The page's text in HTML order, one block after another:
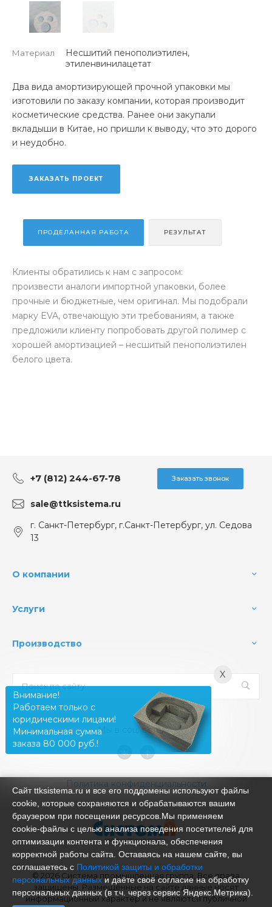
Материал
Несшитий пенополиэтилен,
этиленвинилацетат
Два вида амортизирующей прочной упаковки мы
изготовили по заказу компании, которая производит
косметические средства. Ранее они закупали
вкладыши в Китае, но пришли к выводу, что это дорого
и неудобно.
ЗАКАЗАТЬ ПРОЕКТ
ПРОДЕЛАННАЯ РАБОТА РЕЗУЛЬТАТ
Клиенты обратились к нам с запросом:
произвести аналоги импортной упаковки, более
прочные и бюджетные, чем оригинал. Мы подобрали
марку EVA, отвечающую эти требованиям, а также
предложили клиенту попробовать другой полимер с
хорошей амортизацией – несшитый пенополиэтилен
белого цвета.
+7 (812) 244-67-78 Заказать звонок
sale@ttksistema.ru
г. Санкт-Петербург, г.Санкт-Петербург, ул. Седова
13
О компании
Услуги
Производство
Мы в соц. сетях
Политика конфиденциальности
© 2026 Система промышленная группа, Все права
защищены. Размещённые на сайте данные носят
информационный характер и не являются публичной
X
Внимание!
Работаем только с
юридическими лицами!
Минимальная сумма
заказа 80 000 руб.!
Сайт ttksistema.ru и все его поддомены используют файлы
cookie, которые сохраняются и обрабатываются вашим
браузером при посещении ресурсов.Мы применяем
cookie‑файлы с целью анализа поведения посетителей для
оптимизации контента и функционала, обеспечения
корректной работы сайта. Оставаясь на нашем сайте, вы
соглашаетесь с Политикой защиты и обработки
персональных данныхи даёте своё согласие на обработку
персональных данных (в т.ч. через сервис Яндекс.Метрика).